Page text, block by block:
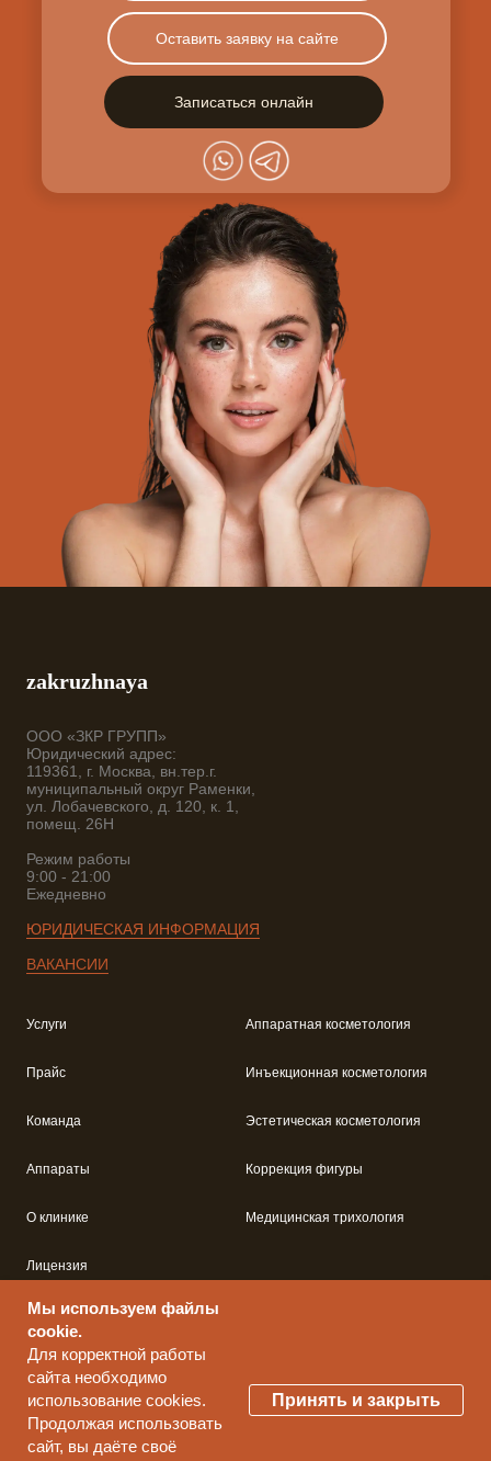
Мы используем файлы
cookie.
Для корректной работы
сайта необходимо
использование cookies.
Продолжая использовать
сайт, вы даёте своё
Принять и закрыть
Записаться онлайн
Оставить заявку на сайте
zakruzhnaya
ООО «ЗКР ГРУПП»
Юридический адрес:
119361, г. Москва, вн.тер.г.
муниципальный округ Раменки,
ул. Лобачевского, д. 120, к. 1,
помещ. 26Н
Режим работы
9:00 - 21:00
Ежедневно
ЮРИДИЧЕСКАЯ ИНФОРМАЦИЯ
ВАКАНСИИ
Услуги
Прайс
Команда
Аппараты
О клинике
Лицензия
Контакты
Аппаратная косметология
Инъекционная косметология
Эстетическая косметология
Коррекция фигуры
Медицинская трихология